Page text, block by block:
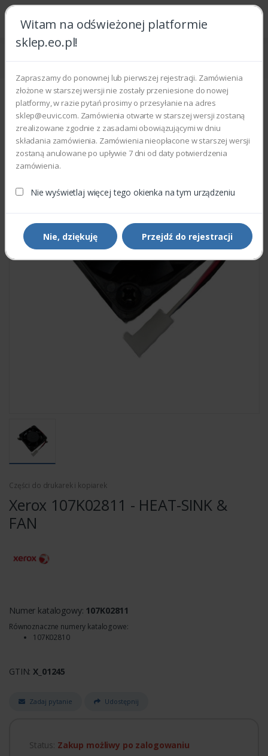
Witam na odświeżonej platformie
sklep.eo.pl!
Zapraszamy do ponownej lub pierwszej rejestracji. Zamówienia
złożone w starszej wersji nie zostały przeniesione do nowej
platformy, w razie pytań prosimy o przesyłanie na adres
sklep@euvic.com. Zamówienia otwarte w starszej wersji zostaną
zrealizowane zgodnie z zasadami obowiązującymi w dniu
składania zamówienia. Zamówienia nieopłacone w starszej wersji
zostaną anulowane po upływie 7 dni od daty potwierdzenia
zamówienia.
Nie wyświetlaj więcej tego okienka na tym urządzeniu
Nie, dziękuję Przejdź do rejestracji
Strona główna Części zamienne
Części do drukarek i kopiarek
Xerox 107K02811 - HEAT-SINK &
FAN
Numer katalogowy: 107K02811
Równoznaczne numery katalogowe:
107K02810
GTIN:X_01245
Zadaj pytanie Udostępnij
Status: Zakup możliwy po zalogowaniu